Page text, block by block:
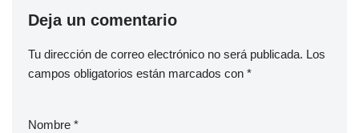
Deja un comentario
Tu dirección de correo electrónico no será publicada. Los
campos obligatorios están marcados con *
Nombre *